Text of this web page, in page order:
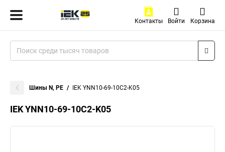
Контакты Войти Корзина
Шины N, PE IEK YNN10-69-10C2-K05
IEK YNN10-69-10C2-K05